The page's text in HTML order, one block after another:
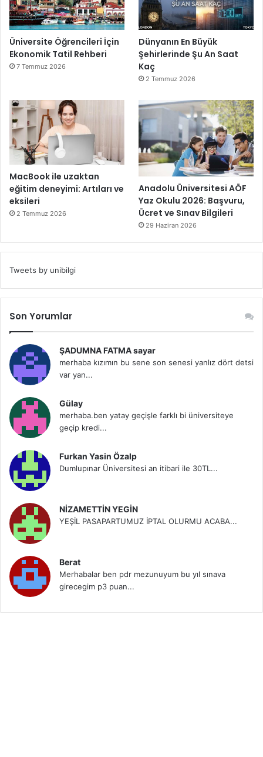
Üniversite Öğrencileri İçin
Ekonomik Tatil Rehberi
7 Temmuz 2026
Dünyanın En Büyük
Şehirlerinde Şu An Saat
Kaç
2 Temmuz 2026
MacBook ile uzaktan
eğitim deneyimi: Artıları ve
eksileri
2 Temmuz 2026
Anadolu Üniversitesi AÖF
Yaz Okulu 2026: Başvuru,
Ücret ve Sınav Bilgileri
29 Haziran 2026
Tweets by unibilgi
Son Yorumlar
ŞADUMNA FATMA sayar
merhaba kızımın bu sene son senesi yanlız dört detsi
var yan...
Gülay
merhaba.ben yatay geçişle farklı bi üniversiteye
geçip kredi...
Furkan Yasin Özalp
Dumlupınar Üniversitesi an itibari ile 30TL...
NİZAMETTİN YEGİN
YEŞİL PASAPARTUMUZ İPTAL OLURMU ACABA...
Berat
Merhabalar ben pdr mezunuyum bu yıl sınava
girecegim p3 puan...